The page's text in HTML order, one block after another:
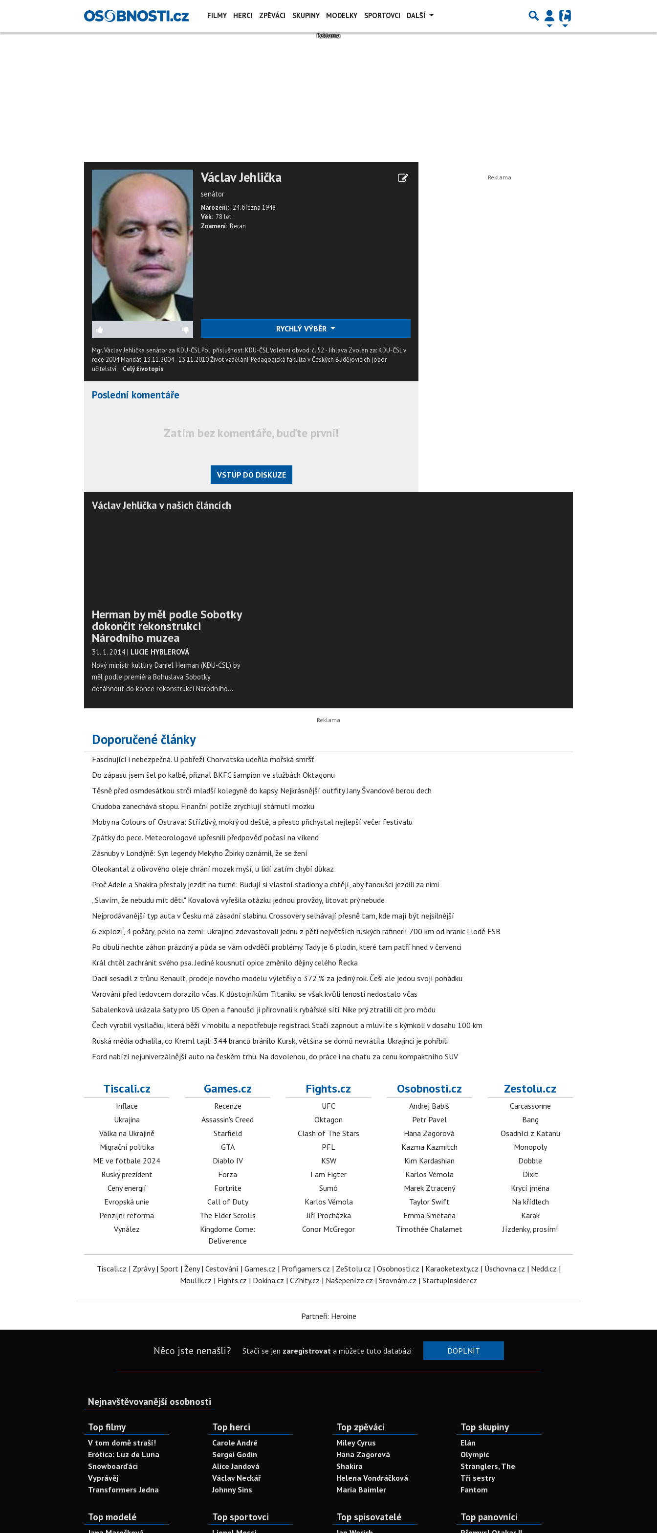
FILMY HERCI ZPĚVÁCI SKUPINY MODELKY SPORTOVCI DALŠÍ
Václav Jehlička
senátor
Narození: 24. března 1948
Věk: 78 let
Znamení: Beran
RYCHLÝ VÝBĚR
Mgr. Václav Jehlička senátor za KDU-ČSL Pol. příslušnost: KDU-ČSL Volební obvod: č. 52 - Jihlava Zvolen za: KDU-ČSL v
roce 2004 Mandát: 13.11.2004 - 13.11.2010 Život vzdělání: Pedagogická fakulta v Českých Budějovicích (obor
učitelství... Celý životopis
Poslední komentáře
Zatím bez komentáře, buďte první!
VSTUP DO DISKUZE
Václav Jehlička v našich článcích
Herman by měl podle Sobotky
dokončit rekonstrukci
Národního muzea
31. 1. 2014 | LUCIE HYBLEROVÁ
Nový ministr kultury Daniel Herman (KDU-ČSL) by
měl podle premiéra Bohuslava Sobotky
dotáhnout do konce rekonstrukci Národního
vlády. Herman novinářům řekl, že chce na
ministerstvu zachovat počet čtyř náměstků.
Doporučené články
Fascinující i nebezpečná. U pobřeží Chorvatska udeřila mořská smršť
Do zápasu jsem šel po kalbě, přiznal BKFC šampion ve službách Oktagonu
Těsně před osmdesátkou strčí mladší kolegyně do kapsy. Nejkrásnější outfity Jany Švandové berou dech
Chudoba zanechává stopu. Finanční potíže zrychlují stárnutí mozku
Moby na Colours of Ostrava: Střízlivý, mokrý od deště, a přesto přichystal nejlepší večer festivalu
Zpátky do pece. Meteorologové upřesnili předpověď počasí na víkend
Zásnuby v Londýně: Syn legendy Mekyho Žbirky oznámil, že se žení
Oleokantal z olivového oleje chrání mozek myší, u lidí zatím chybí důkaz
Proč Adele a Shakira přestaly jezdit na turné: Budují si vlastní stadiony a chtějí, aby fanoušci jezdili za nimi
„Slavím, že nebudu mít děti." Kovalová vyřešila otázku jednou provždy, litovat prý nebude
Nejprodávanější typ auta v Česku má zásadní slabinu. Crossovery selhávají přesně tam, kde mají být nejsilnější
6 explozí, 4 požáry, peklo na zemi: Ukrajinci zdevastovali jednu z pěti největších ruských rafinerií 700 km od hranic i lodě FSB
Po cibuli nechte záhon prázdný a půda se vám odvděčí problémy. Tady je 6 plodin, které tam patří hned v červenci
Král chtěl zachránit svého psa. Jediné kousnutí opice změnilo dějiny celého Řecka
Dacii sesadil z trůnu Renault, prodeje nového modelu vyletěly o 372 % za jediný rok. Češi ale jedou svojí pohádku
Varování před ledovcem dorazilo včas. K důstojníkům Titaniku se však kvůli lenosti nedostalo včas
Sabalenková ukázala šaty pro US Open a fanoušci ji přirovnali k rybářské síti. Nike prý ztratili cit pro módu
Čech vyrobil vysílačku, která běží v mobilu a nepotřebuje registraci. Stačí zapnout a mluvíte s kýmkoli v dosahu 100 km
Ruská média odhalila, co Kreml tajil: 344 branců bránilo Kursk, většina se domů nevrátila. Ukrajinci je pohřbili
Ford nabízí nejuniverzálnější auto na českém trhu. Na dovolenou, do práce i na chatu za cenu kompaktního SUV
Tiscali.cz
Inflace
Ukrajina
Válka na Ukrajině
Migrační politika
ME ve fotbale 2024
Ruský prezident
Ceny energií
Evropská unie
Penzijní reforma
Vynález
Games.cz
Recenze
Assassin's Creed
Starfield
GTA
Diablo IV
Forza
Fortnite
Call of Duty
The Elder Scrolls
Kingdome Come:
Deliverence
Fights.cz
UFC
Oktagon
Clash of The Stars
PFL
KSW
I am Figter
Sumó
Karlos Vémola
Jiří Procházka
Conor McGregor
Osobnosti.cz
Andrej Babiš
Petr Pavel
Hana Zagorová
Kazma Kazmitch
Kim Kardashian
Karlos Vémola
Marek Ztracený
Taylor Swift
Emma Smetana
Timothée Chalamet
Zestolu.cz
Carcassonne
Bang
Osadníci z Katanu
Monopoly
Dobble
Dixit
Krycí jména
Na křídlech
Karak
Jízdenky, prosím!
Tiscali.cz | Zprávy| Sport| Ženy| Cestování | Games.cz | Profigamers.cz | ZeStolu.cz | Osobnosti.cz | Karaoketexty.cz | Úschovna.cz | Nedd.cz |
Moulík.cz | Fights.cz | Dokina.cz | CZhity.cz | Našepeníze.cz | Srovnám.cz | StartupInsider.cz
Partneři: Heroine
Něco jste nenašli? Stačí se jen zaregistrovata můžete tuto databázi DOPLNIT
Nejnavštěvovanější osobnosti
Top filmy
V tom domě straší!
Erótica: Luz de Luna
Snowboarďáci
Vyprávěj
Transformers Jedna
Top herci
Carole André
Sergei Godin
Alice Jandová
Václav Neckář
Johnny Sins
Top zpěváci
Miley Cyrus
Hana Zagorová
Shakira
Helena Vondráčková
Maria Baimler
Top skupiny
Elán
Olympic
Stranglers, The
Tři sestry
Fantom
Top modelé Top sportovci Top spisovatelé Top panovníci